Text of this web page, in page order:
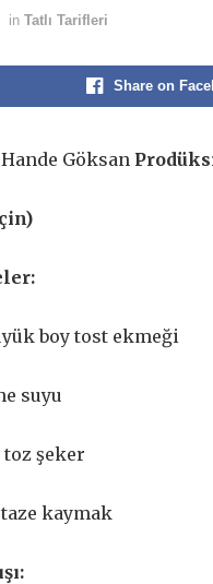
in Tatlı Tarifleri
Share on
Hande Göksan
boy tost ekmeği
suyu
şeker
kaymak